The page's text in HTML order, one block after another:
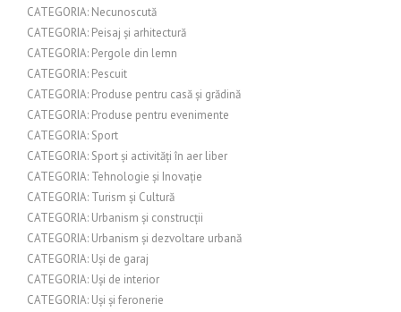
CATEGORIA: Necunoscută
CATEGORIA: Peisaj și arhitectură
CATEGORIA: Pergole din lemn
CATEGORIA: Pescuit
CATEGORIA: Produse pentru casă și grădină
CATEGORIA: Produse pentru evenimente
CATEGORIA: Sport
CATEGORIA: Sport și activități în aer liber
CATEGORIA: Tehnologie și Inovație
CATEGORIA: Turism și Cultură
CATEGORIA: Urbanism și construcții
CATEGORIA: Urbanism și dezvoltare urbană
CATEGORIA: Uși de garaj
CATEGORIA: Uși de interior
CATEGORIA: Uși și feronerie